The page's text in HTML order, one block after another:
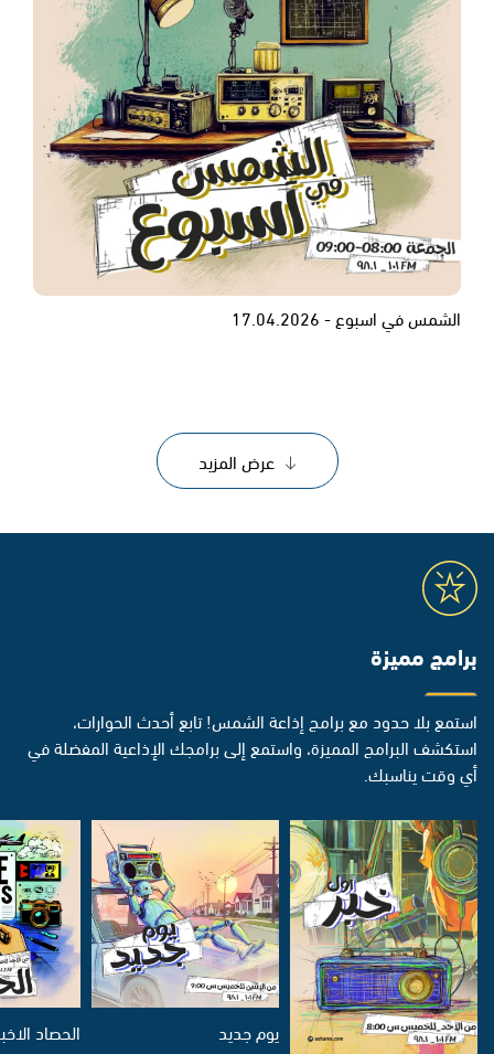
الشمس في اسبوع - 17.04.2026
عرض المزيد
برامج مميزة
استمع بلا حدود مع برامج إذاعة الشمس! تابع أحدث الحوارات،
استكشف البرامج المميزة، واستمع إلى برامجك الإذاعية المفضلة في
أي وقت يناسبك.
يوم جديد
الحصاد